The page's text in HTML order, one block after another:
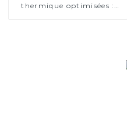
thermique optimisées :